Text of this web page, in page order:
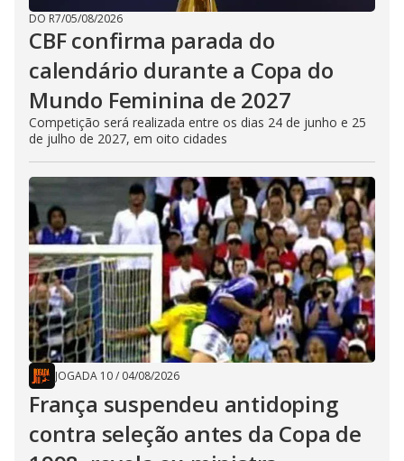
DO R7/05/08/2026
CBF confirma parada do
calendário durante a Copa do
Mundo Feminina de 2027
Competição será realizada entre os dias 24 de junho e 25
de julho de 2027, em oito cidades
JOGADA 10/ 04/08/2026
França suspendeu antidoping
contra seleção antes da Copa de